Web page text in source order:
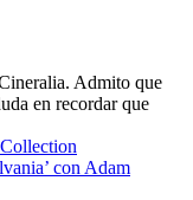
Admito que
en recordar que
con Adam